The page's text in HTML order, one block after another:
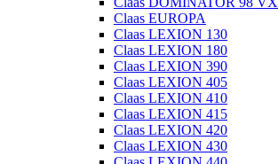
Claas EUROPA
Claas LEXION 130
Claas LEXION 180
Claas LEXION 390
Claas LEXION 405
Claas LEXION 410
Claas LEXION 415
Claas LEXION 420
Claas LEXION 430